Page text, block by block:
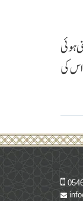
ہوئی
ہیں اس کی